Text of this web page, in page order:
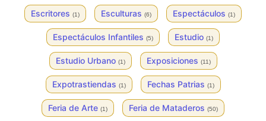
Escritores (1) Esculturas (6) Espectáculos (1)
Espectáculos Infantiles (5) Estudio (1)
Estudio Urbano (1) Exposiciones (11)
Expotrastiendas (1) Fechas Patrias (1)
Feria de Arte (1) Feria de Mataderos (50)